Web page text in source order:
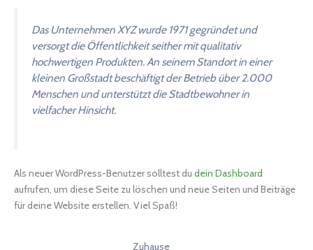
Das Unternehmen XYZ wurde 1971 gegründet und
versorgt die Öffentlichkeit seither mit qualitativ
hochwertigen Produkten. An seinem Standort in einer
kleinen Großstadt beschäftigt der Betrieb über 2.000
Menschen und unterstützt die Stadtbewohner in
vielfacher Hinsicht.
Als neuer WordPress-Benutzer solltest du dein Dashboard
aufrufen, um diese Seite zu löschen und neue Seiten und Beiträge
für deine Website erstellen. Viel Spaß!
Zuhause